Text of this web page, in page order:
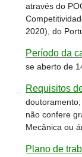
através do
2020), do
Período da
se aberto de
Requisitos
não confere
Mecânica ou
Plano de